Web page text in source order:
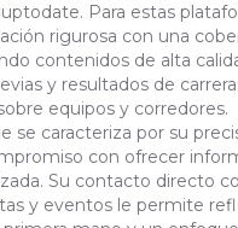
Para estas
rigurosa con una
contenidos de alta
y resultados de
equipos y corredores.
se caracteriza por su
con ofrecer
Su contacto directo
y eventos le permite